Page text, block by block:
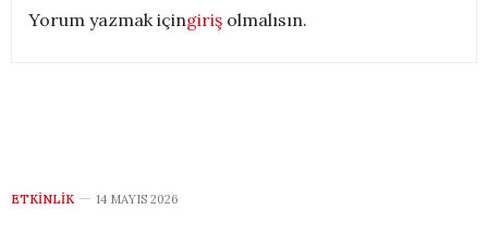
Yorum yazmak içingiriş olmalısın.
ETKINLIK 14 MAYIS 2026